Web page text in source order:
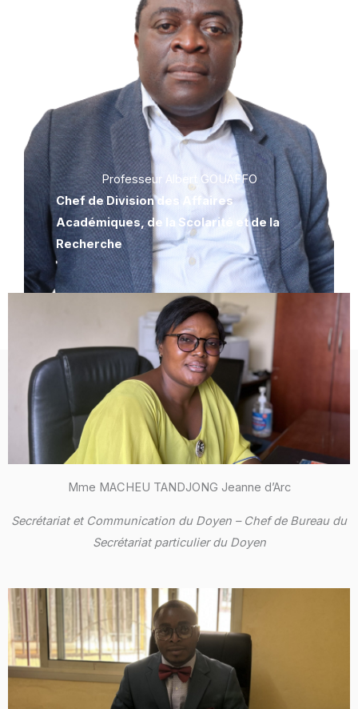
Professeur Albert GOUAFFO
Chef de Division des Affaires
Académiques, de la Scolarité et de la
Recherche
Mme MACHEU TANDJONG Jeanne d’Arc
Secrétariat et Communication du Doyen – Chef de Bureau du
Secrétariat particulier du Doyen